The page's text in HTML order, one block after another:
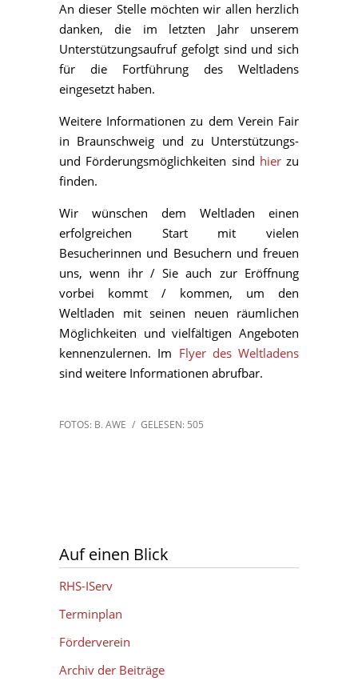
An dieser Stelle möchten wir allen herzlich
danken, die im letzten Jahr unserem
Unterstützungsaufruf gefolgt sind und sich
für die Fortführung des Weltladens
eingesetzt haben.
Weitere Informationen zu dem Verein Fair
in Braunschweig und zu Unterstützungs-
und Förderungsmöglichkeiten sind hierzu
finden.
Wir wünschen dem Weltladen einen
erfolgreichen Start mit vielen
Besucherinnen und Besuchern und freuen
uns, wenn ihr / Sie auch zur Eröffnung
vorbei kommt / kommen, um den
Weltladen mit seinen neuen räumlichen
Möglichkeiten und vielfältigen Angeboten
kennenzulernen. Im Flyer des Weltladens
sind weitere Informationen abrufbar.
FOTOS: B. AWE / GELESEN: 505
Auf einen Blick
RHS-IServ
Terminplan
Förderverein
Archiv der Beiträge